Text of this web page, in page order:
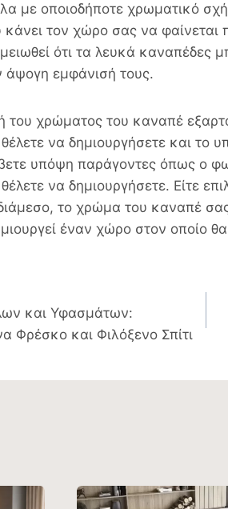
με οποιοδήποτε χρωματικό
τον χώρο σας να φαίνεται
ότι τα λευκά καναπέδες
άψογη εμφάνισή τους.
του χρώματος του καναπέ
να δημιουργήσετε και το
υπόψη παράγοντες όπως ο
να δημιουργήσετε. Είτε
το χρώμα του καναπέ
έναν χώρο στον οποίο
και Υφασμάτων:
Φρέσκο και Φιλόξενο Σπίτι